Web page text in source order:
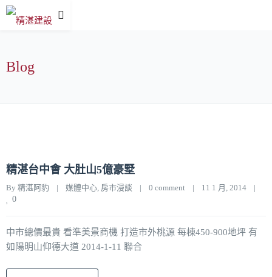
Blog
精湛台中會 大肚山5億豪墅
By 精湛阿豹 | 媒體中心, 房市漫談 | 0 comment | 11 1 月, 2014 |
0
中市總價最貴 看準美景商機 打造市外桃源 每棟450-900地坪 有
如陽明山仰德大道 2014-1-11 聯合